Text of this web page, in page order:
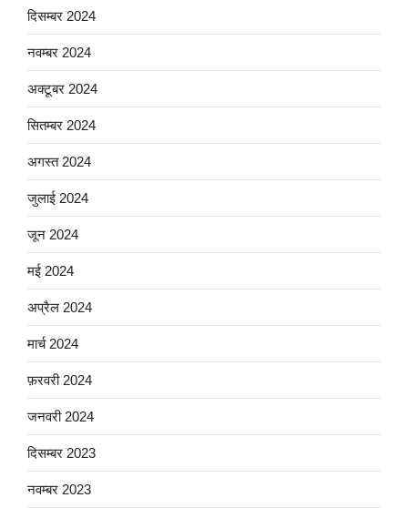
दिसम्बर 2024
नवम्बर 2024
अक्टूबर 2024
सितम्बर 2024
अगस्त 2024
जुलाई 2024
जून 2024
मई 2024
अप्रैल 2024
मार्च 2024
फ़रवरी 2024
जनवरी 2024
दिसम्बर 2023
नवम्बर 2023